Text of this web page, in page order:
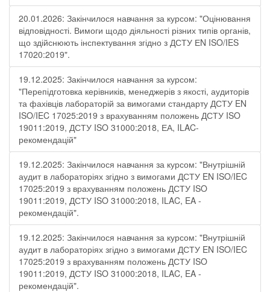
20.01.2026: Закінчилося навчання за курсом: "Оцінювання
відповідності. Вимоги щодо діяльності різних типів органів,
що здійснюють інспектування згідно з ДСТУ ЕN ISO/IES
17020:2019".
19.12.2025: Закінчилося навчання за курсом:
"Перепідготовка керівників, менеджерів з якості, аудиторів
та фахівців лабораторій за вимогами стандарту ДСТУ EN
ISO/IEC 17025:2019 з врахуванням положень ДСТУ ISO
19011:2019, ДСТУ ISO 31000:2018, ЕА, ILAC-
рекомендацій"
19.12.2025: Закінчилося навчання за курсом: "Внутрішній
аудит в лабораторіях згідно з вимогами ДСТУ EN ISO/IEC
17025:2019 з врахуванням положень ДСТУ ISO
19011:2019, ДСТУ ISO 31000:2018, ILAC, EA -
рекомендацій".
19.12.2025: Закінчилося навчання за курсом: "Внутрішній
аудит в лабораторіях згідно з вимогами ДСТУ EN ISO/IEC
17025:2019 з врахуванням положень ДСТУ ISO
19011:2019, ДСТУ ISO 31000:2018, ILAC, EA -
рекомендацій".